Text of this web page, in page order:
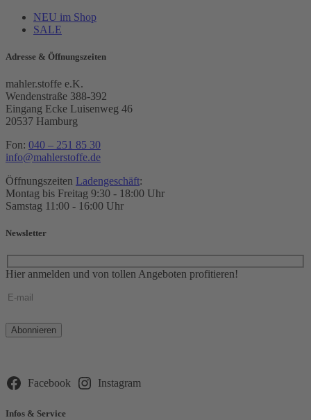
NEU im Shop
SALE
Adresse & Öffnungszeiten
mahler.stoffe e.K.
Wendenstraße 388-392
Eingang Ecke Luisenweg 46
20537 Hamburg
Fon: 040 – 251 85 30
info@mahlerstoffe.de
Öffnungszeiten Ladengeschäft:
Montag bis Freitag 9:30 - 18:00 Uhr
Samstag 11:00 - 16:00 Uhr
Newsletter
Hier anmelden und von tollen Angeboten profitieren!
Bitte
lasse
leer.
Facebook Instagram
Infos & Service